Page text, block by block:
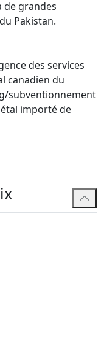
de grandes
Pakistan.
des services
canadien du
subventionnement
importé de